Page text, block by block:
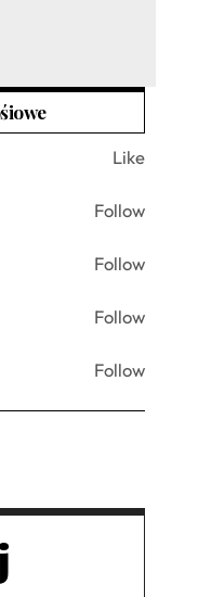
Like
Follow
Follow
Follow
Follow